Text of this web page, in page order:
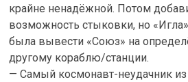
крайне ненадёжной. Потом
возможность стыковки, но
была вывести «Союз» на
другому кораблю/станции.
— Самый космонавт-неудачник из